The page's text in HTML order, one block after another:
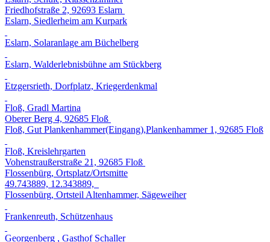
Friedhofstraße 2, 92693 Eslarn
Eslarn, Siedlerheim am Kurpark
Eslarn, Solaranlage am Büchelberg
Eslarn, Walderlebnisbühne am Stückberg
Etzgersrieth, Dorfplatz, Kriegerdenkmal
Floß, Gradl Martina
Oberer Berg 4, 92685 Floß
Floß, Gut Plankenhammer(Eingang),Plankenhammer 1, 92685 Floß
Floß, Kreislehrgarten
Vohenstraußerstraße 21, 92685 Floß
Flossenbürg, Ortsplatz/Ortsmitte
49.743889, 12.343889,
Flossenbürg, Ortsteil Altenhammer, Sägeweiher
Frankenreuth, Schützenhaus
Georgenberg , Gasthof Schaller